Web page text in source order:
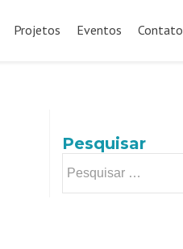
Projetos Eventos Contato
Pesquisar
por: